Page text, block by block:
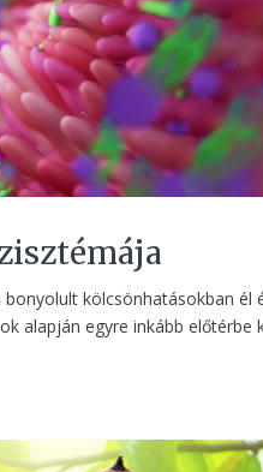
kölcsönhatásokban él
alapján egyre inkább előtérbe